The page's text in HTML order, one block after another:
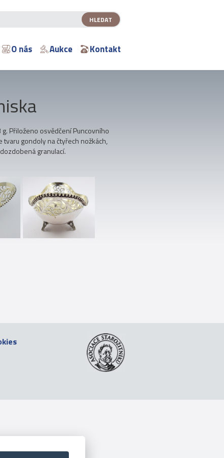
O nás Aukce Kontakt
Přiloženo osvědčení Puncovního
tvaru gondoly na čtyřech nožkách,
granulací.